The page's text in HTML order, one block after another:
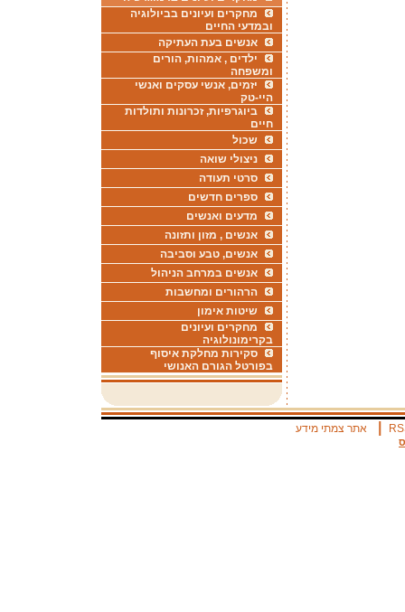
מחקרים ועיונים בביולוגיה
ובמדעי החיים
אנשים בעת העתיקה
ילדים , אמהות, הורים
ומשפחה
יזמים, אנשי עסקים ואנשי
היי-טק
ביוגרפיות, זכרונות ותולדות
חיים
שכול
ניצולי שואה
סרטי תעודה
ספרים חדשים
מדעים ואנשים
אנשים , מזון ותזונה
אנשים, טבע וסביבה
אנשים במרחב הניהול
הרהורים ומחשבות
שיטות אימון
מחקרים ועיונים
בקרימונולוגיה
סקירות מחלקת איסוף
בפורטל הגורם האנושי
אתר צמתי מידע